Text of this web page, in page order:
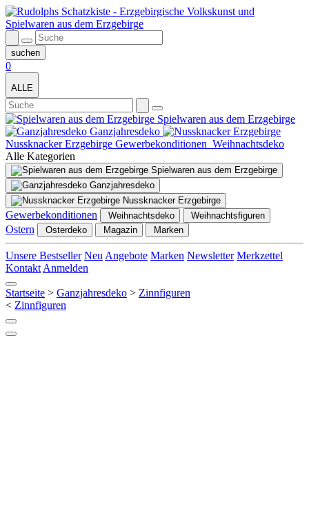
0
ALLE
Spielwaren aus dem Erzgebirge
Ganzjahresdeko
Nussknacker Erzgebirge Gewerbekonditionen
Weihnachtsdeko
Alle Kategorien
Spielwaren aus dem Erzgebirge
Ganzjahresdeko
Nussknacker Erzgebirge
Gewerbekonditionen
Weihnachtsdeko
Weihnachtsfiguren
Ostern
Osterdeko Magazin Marken
Unsere Bestseller
KontaktAnmelden
Startseite
<Zinnfiguren